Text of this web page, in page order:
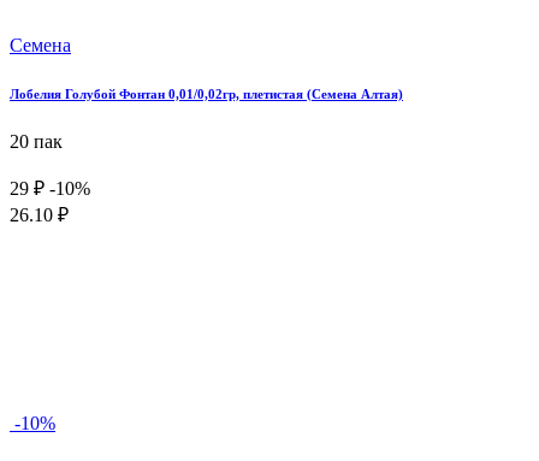
Семена
Лобелия Голубой Фонтан 0,01/0,02гр, плетистая (Семена Алтая)
20 пак
29 ₽ -10%
26.10 ₽
-10%